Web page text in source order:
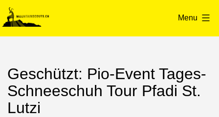
Skip
to
content
mountainscouts.ch
Menu
Geschützt: Pio-Event Tages-
Schneeschuh Tour Pfadi St.
Lutzi